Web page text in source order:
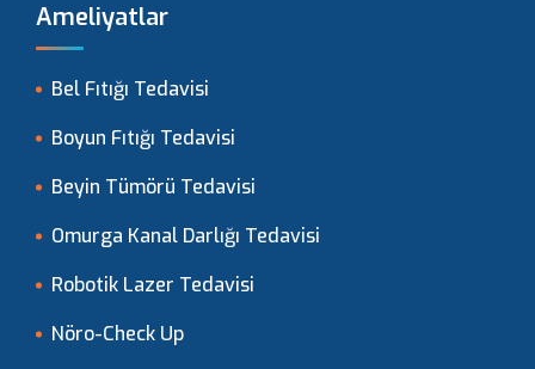
Ameliyatlar
Bel Fıtığı Tedavisi
Boyun Fıtığı Tedavisi
Beyin Tümörü Tedavisi
Omurga Kanal Darlığı Tedavisi
Robotik Lazer Tedavisi
Nöro-Check Up